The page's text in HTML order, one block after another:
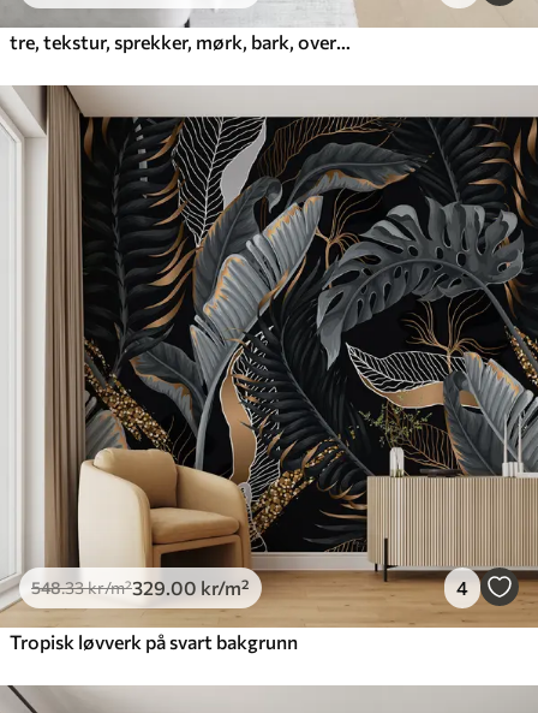
548.33kr/m²329 .00 kr/m² 4
Tropisk løvverk på svart bakgrunn